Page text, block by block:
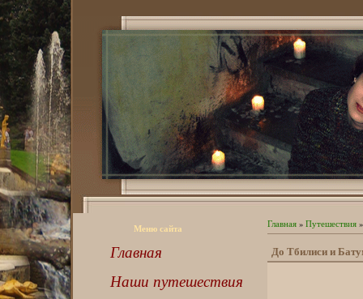
Меню сайта
Главная
Наши путешествия
Главная» Путешествия»
До Тбилиси и